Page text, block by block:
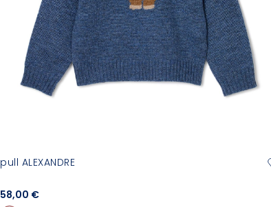
pull ALEXANDRE
58,00 €